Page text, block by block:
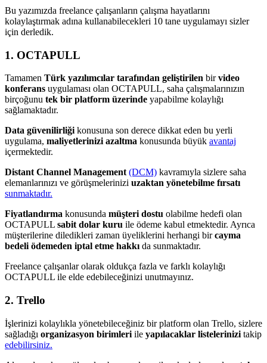
Bu yazımızda freelance çalışanların çalışma hayatlarını
kolaylaştırmak adına kullanabilecekleri 10 tane uygulamayı sizler
için derledik.
1. OCTAPULL
Tamamen Türk yazılımcılar tarafından geliştirilen birvideo
konferans uygulaması olan OCTAPULL, saha çalışmalarınızın
birçoğunu tek bir platform üzerinde yapabilme kolaylığı
sağlamaktadır.
Data güvenilirliği konusuna son derece dikkat eden bu yerli
uygulama, maliyetlerinizi azaltma konusunda büyük avantaj
içermektedir.
Distant Channel Management (DCM) kavramıyla sizlere saha
elemanlarınızı ve görüşmelerinizi uzaktan yönetebilme fırsatı
sunmaktadır.
Fiyatlandırma konusunda müşteri dostu olabilme hedefi olan
OCTAPULL sabit dolar kuru ile ödeme kabul etmektedir. Ayrıca
müşterilerine diledikleri zaman üyeliklerini herhangi bircayma
bedeli ödemeden iptal etme hakkı da sunmaktadır.
Freelance çalışanlar olarak oldukça fazla ve farklı kolaylığı
OCTAPULL ile elde edebileceğinizi unutmayınız.
2. Trello
İşlerinizi kolaylıkla yönetebileceğiniz bir platform olan Trello, sizlere
sağladığı organizasyon birimleri ile yapılacaklar listelerinizi takip
edebilirsiniz.